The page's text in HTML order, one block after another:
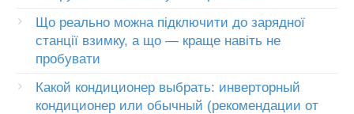
Що реально можна підключити до зарядної
станції взимку, а що — краще навіть не
пробувати
Какой кондиционер выбрать: инверторный
кондиционер или обычный (рекомендации от